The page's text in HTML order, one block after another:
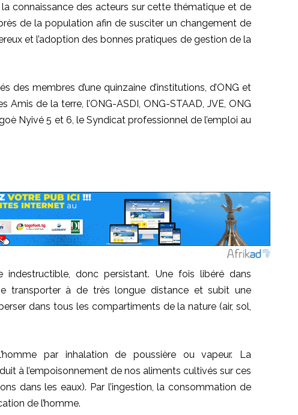
la connaissance des acteurs sur cette thématique et de
de la population afin de susciter un changement de
et l’adoption des bonnes pratiques de gestion de la
des membres d’une quinzaine d’institutions, d’ONG et
de la terre, l’ONG-ASDI, ONG-STAAD, JVE, ONG
Nyivé 5 et 6, le Syndicat professionnel de l’emploi au
donc persistant. Une fois libéré dans
transporter à de très longue distance et subit une
dans tous les compartiments de la nature (air, sol,
par inhalation de poussière ou vapeur. La
à l’empoisonnement de nos aliments cultivés sur ces
dans les eaux). Par l’ingestion, la consommation de
de l’homme.